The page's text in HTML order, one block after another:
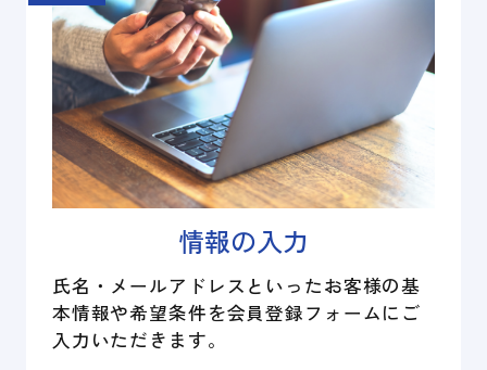
情報の入力
氏名・メールアドレスといったお客様の基
本情報や希望条件を会員登録フォームにご
入力いただきます。